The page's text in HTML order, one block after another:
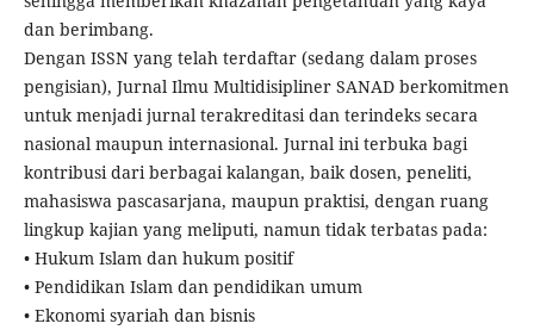
dan berimbang.
Dengan ISSN yang telah terdaftar (sedang dalam proses
pengisian), Jurnal Ilmu Multidisipliner SANAD berkomitmen
untuk menjadi jurnal terakreditasi dan terindeks secara
nasional maupun internasional. Jurnal ini terbuka bagi
kontribusi dari berbagai kalangan, baik dosen, peneliti,
mahasiswa pascasarjana, maupun praktisi, dengan ruang
lingkup kajian yang meliputi, namun tidak terbatas pada:
• Hukum Islam dan hukum positif
• Pendidikan Islam dan pendidikan umum
• Ekonomi syariah dan bisnis